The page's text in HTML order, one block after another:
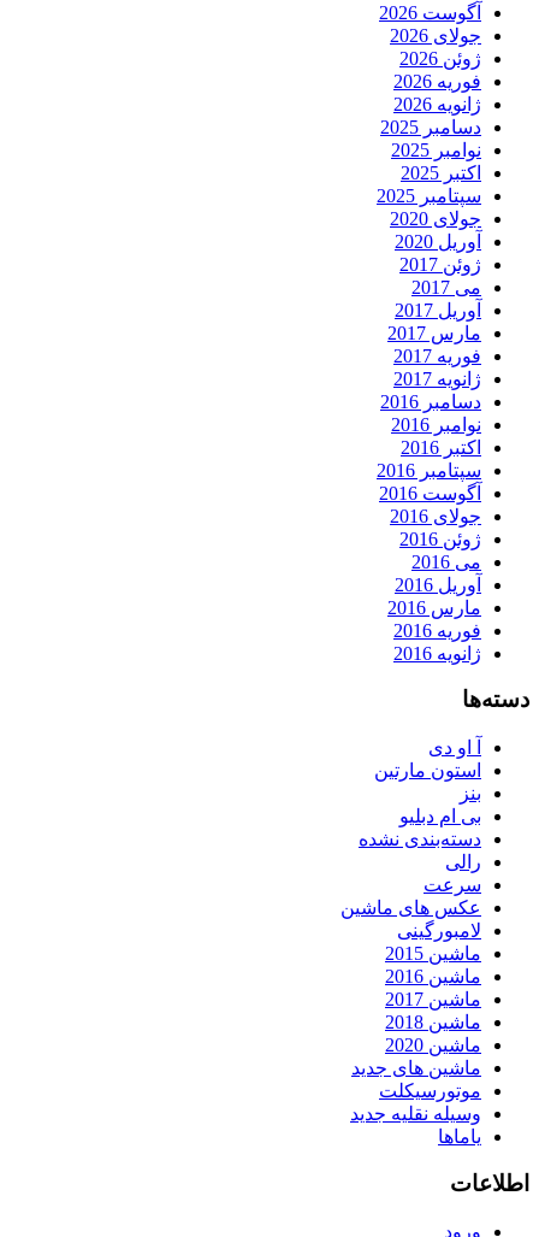
آگوست 2026
جولای 2026
ژوئن 2026
فوریه 2026
ژانویه 2026
دسامبر 2025
نوامبر 2025
اکتبر 2025
سپتامبر 2025
جولای 2020
آوریل 2020
ژوئن 2017
می 2017
آوریل 2017
مارس 2017
فوریه 2017
ژانویه 2017
دسامبر 2016
نوامبر 2016
اکتبر 2016
سپتامبر 2016
آگوست 2016
جولای 2016
ژوئن 2016
می 2016
آوریل 2016
مارس 2016
فوریه 2016
ژانویه 2016
دسته‌ها
آ او دی
استون مارتین
بنز
بی ام دبلیو
دسته‌بندی نشده
رالی
سرعت
عکس های ماشین
لامبورگینی
ماشین 2015
ماشین 2016
ماشین 2017
ماشین 2018
ماشین 2020
ماشین های جدید
موتورسیکلت
وسیله نقلیه جدید
یاماها
اطلاعات
ورود